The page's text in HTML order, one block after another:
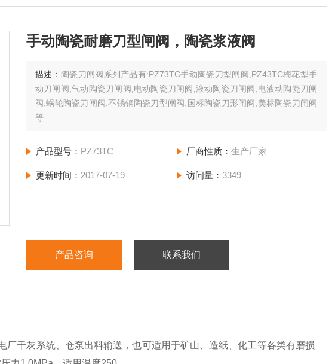
手动陶瓷耐磨刀型闸阀，陶瓷浆液阀
描述： 陶瓷刀闸阀系列产品有:PZ73TC手动陶瓷刀型闸阀,PZ43TC梅花型手
动刀闸阀,气动陶瓷刀闸阀,电动陶瓷刀闸阀,液动陶瓷刀闸阀,电液动陶瓷刀闸
阀,蜗轮陶瓷刀闸阀,不锈钢陶瓷刀型闸阀,国标陶瓷刀形闸阀,美标陶瓷刀闸阀
等.
产品型号： PZ73TC 厂商性质： 生产厂家
更新时间： 2017-07-19 访问量： 3349
产品咨询 联系我们
干灰系统、仓泵出料输送，也可适用于矿山、造纸、化工等各类有磨损